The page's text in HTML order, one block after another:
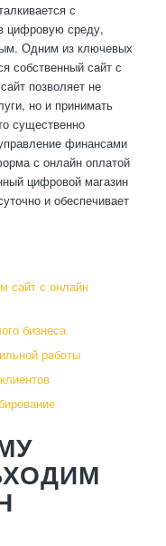
с
цифровую среду,
Одним из ключевых
собственный сайт с
позволяет не
но и принимать
существенно
финансами
с онлайн оплатой
цифровой магазин
и обеспечивает
сайт с онлайн
бизнеса
работы